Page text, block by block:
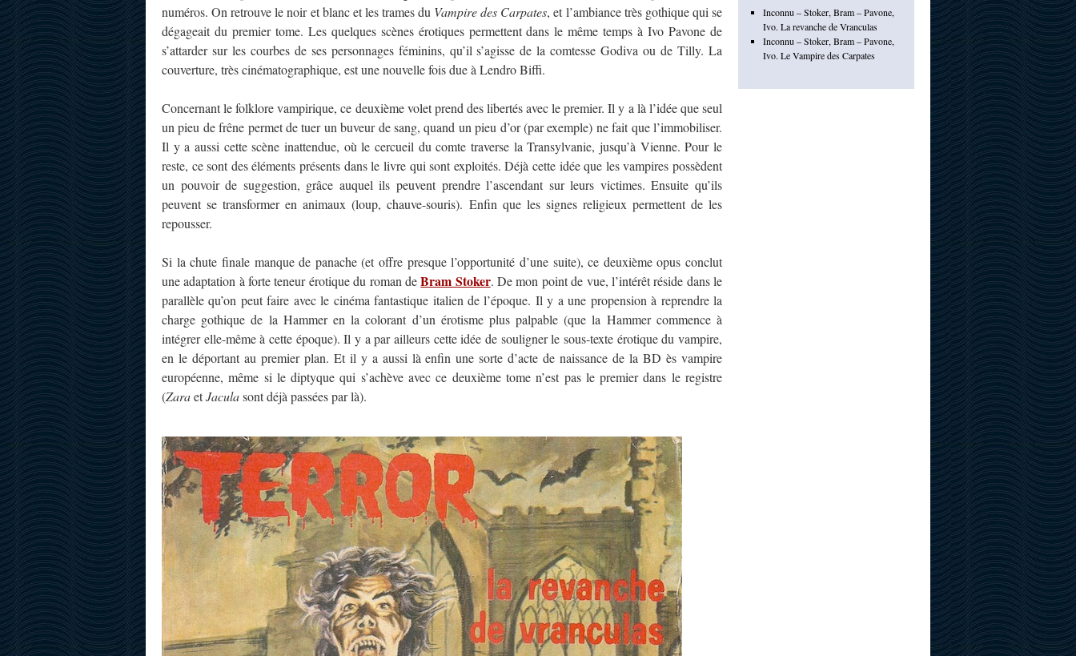
numéros. On retrouve le noir et blanc et les trames du Vampire des Carpates, et l’ambiance très gothique qui se
dégageait du premier tome. Les quelques scènes érotiques permettent dans le même temps à Ivo Pavone de
s’attarder sur les courbes de ses personnages féminins, qu’il s’agisse de la comtesse Godiva ou de Tilly. La
couverture, très cinématographique, est une nouvelle fois due à Lendro Biffi.
Concernant le folklore vampirique, ce deuxième volet prend des libertés avec le premier. Il y a là l’idée que seul
un pieu de frêne permet de tuer un buveur de sang, quand un pieu d’or (par exemple) ne fait que l’immobiliser.
Il y a aussi cette scène inattendue, où le cercueil du comte traverse la Transylvanie, jusqu’à Vienne. Pour le
reste, ce sont des éléments présents dans le livre qui sont exploités. Déjà cette idée que les vampires possèdent
un pouvoir de suggestion, grâce auquel ils peuvent prendre l’ascendant sur leurs victimes. Ensuite qu’ils
peuvent se transformer en animaux (loup, chauve-souris). Enfin que les signes religieux permettent de les
repousser.
Si la chute finale manque de panache (et offre presque l’opportunité d’une suite), ce deuxième opus conclut
une adaptation à forte teneur érotique du roman deBram Stoker. De mon point de vue, l’intérêt réside dans le
parallèle qu’on peut faire avec le cinéma fantastique italien de l’époque. Il y a une propension à reprendre la
charge gothique de la Hammer en la colorant d’un érotisme plus palpable (que la Hammer commence à
intégrer elle-même à cette époque). Il y a par ailleurs cette idée de souligner le sous-texte érotique du vampire,
en le déportant au premier plan. Et il y a aussi là enfin une sorte d’acte de naissance de la BD ès vampire
européenne, même si le diptyque qui s’achève avec ce deuxième tome n’est pas le premier dans le registre
(ZaraetJaculasont déjà passées par là).
Inconnu – Stoker, Bram – Pavone,
Ivo. La revanche de Vranculas
Inconnu – Stoker, Bram – Pavone,
Ivo. Le Vampire des Carpates